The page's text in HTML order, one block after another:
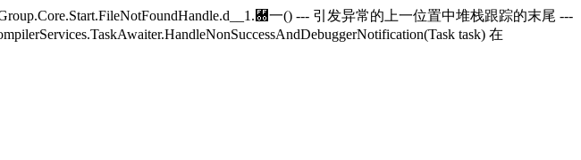
d__1.＀一() --- 引发异常的上一位置中堆栈跟踪的末尾 ---
task) 在